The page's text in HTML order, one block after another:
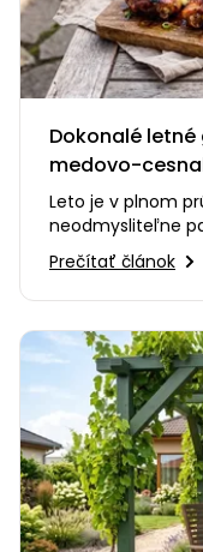
Dokonalé
medovo-
zamilujete
Leto je v plnom
neodmysliteľne
praskanie ohňa a
Prečítať článok